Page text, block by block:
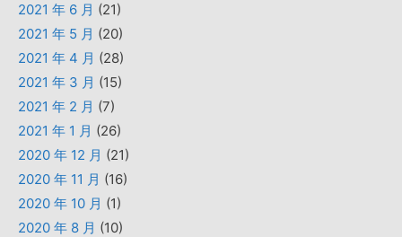
2021 年 6 月 (21)
2021 年 5 月 (20)
2021 年 4 月 (28)
2021 年 3 月 (15)
2021 年 2 月 (7)
2021 年 1 月 (26)
2020 年 12 月 (21)
2020 年 11 月 (16)
2020 年 10 月 (1)
2020 年 8 月 (10)